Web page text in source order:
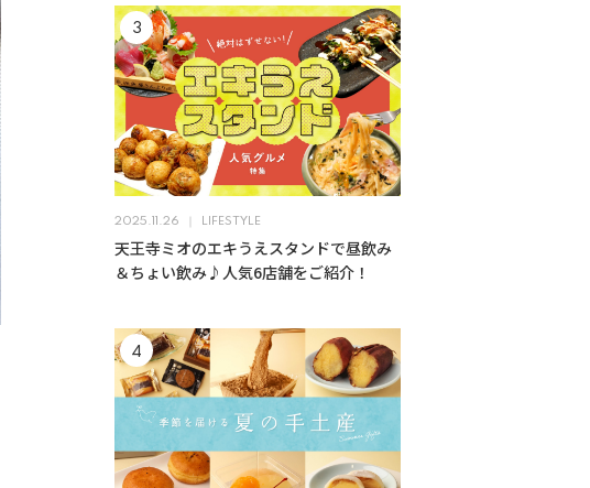
2025.11.26 LIFESTYLE
天王寺ミオのエキうえスタンドで昼飲み
＆ちょい飲み♪人気6店舗をご紹介！